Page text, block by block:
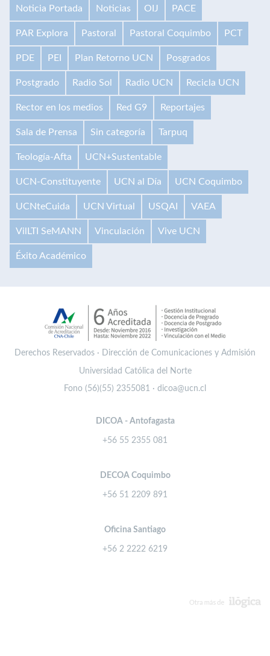
Noticia Portada Noticias OIJ PACE
PAR Explora Pastoral Pastoral Coquimbo PCT
PDE PEI Plan Retorno UCN Posgrados
Postgrado Radio Sol Radio UCN Recicla UCN
Rector en los medios Red G9 Reportajes
Sala de Prensa Sin categoría Tarpuq
Teología-Afta UCN+Sustentable
UCN-Constituyente UCN al Día UCN Coquimbo
UCNteCuida UCN Virtual USQAI VAEA
VilLTI SeMANN Vinculación Vive UCN
Éxito Académico
Derechos Reservados · Dirección de Comunicaciones y Admisión
Universidad Católica del Norte
Fono (56)(55) 2355081 · dicoa@ucn.cl
DICOA - Antofagasta
+56 55 2355 081
DECOA Coquimbo
+56 51 2209 891
Oficina Santiago
+56 2 2222 6219